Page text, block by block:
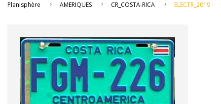
Planisphère AMERIQUES CR_COSTA-RICA ELECTR_2019